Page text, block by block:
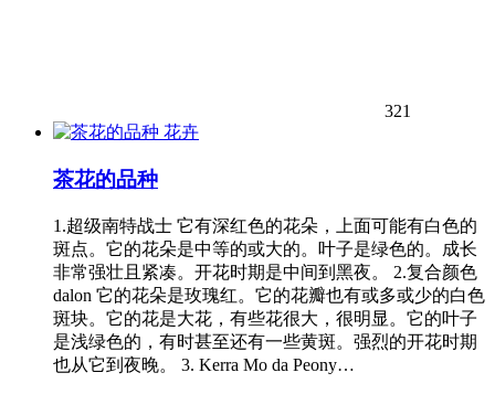
321
花卉
茶花的品种
1.超级南特战士 它有深红色的花朵，上面可能有白色的
斑点。它的花朵是中等的或大的。叶子是绿色的。成长
非常强壮且紧凑。开花时期是中间到黑夜。 2.复合颜色
dalon 它的花朵是玫瑰红。它的花瓣也有或多或少的白色
斑块。它的花是大花，有些花很大，很明显。它的叶子
是浅绿色的，有时甚至还有一些黄斑。强烈的开花时期
也从它到夜晚。 3. Kerra Mo da Peony…